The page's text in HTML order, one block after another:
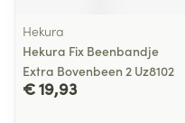
Hekura
Hekura Fix Beenbandje
Extra Bovenbeen 2 Uz8102
€ 19,93